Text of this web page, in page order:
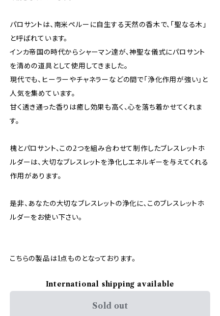
パロサントは、南米ペルーに自生する天然の香木で、「聖なる木」
と呼ばれています。
インカ帝国の時代からシャーマン達が、神聖な儀式にパロサント
を清めの道具として使用してきました。
現代でも、ヒーラーやチャネラーなどの間で「浄化作用が強い」と
人気を集めています。
甘く透き通った香りは癒し効果も高く、心を落ち着かせてくれま
す。
槐とパロサント、この2つを組み合わせて制作したブレスレットホ
ルダーは、大切なブレスレットを浄化しエネルギーを与えてくれる
作用があります。
是非、あなたの大切なブレスレットの浄化に、このブレスレットホ
ルダーをお使い下さい。
こちらの製品は1点ものとなっております。
International shipping available
Sold out